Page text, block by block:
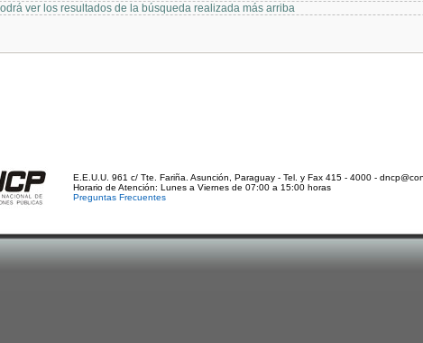
ver los resultados de la búsqueda realizada más arriba
E.E.U.U. 961 c/ Tte. Fariña. Asunción, Paraguay - Tel. y Fax 415 - 4000 -
Horario de Atención: Lunes a Viernes de 07:00 a 15:00 horas
Preguntas Frecuentes